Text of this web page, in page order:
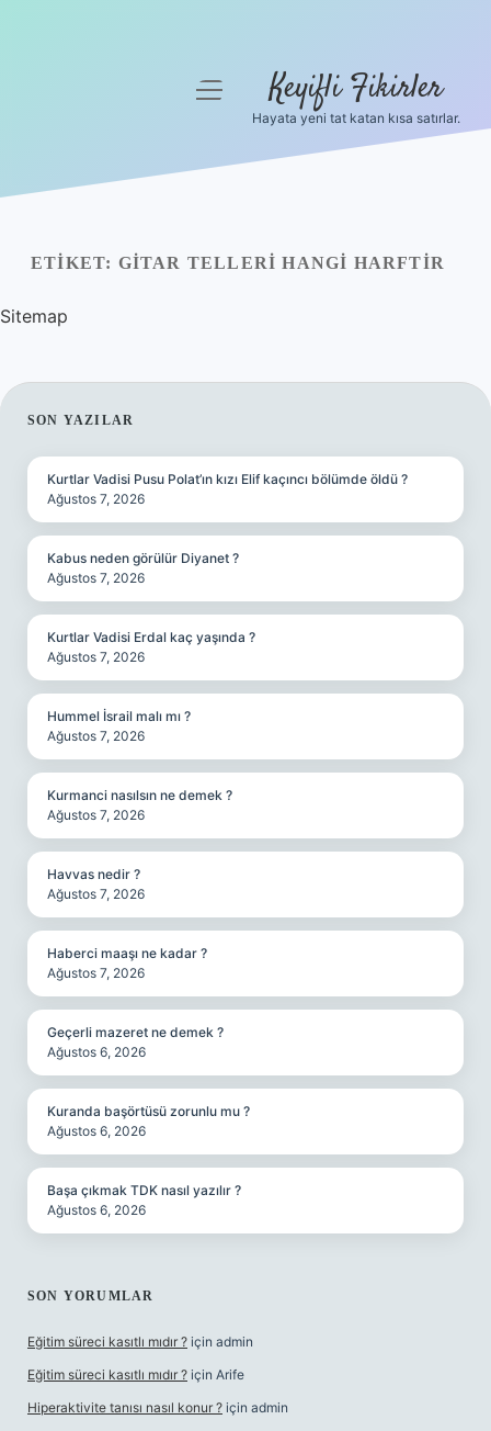
Yasal Uyarı
Hakkımızda
menüyü
Keyifli Fikirler
Hayata yeni tat katan kısa satırlar.
ETIKET: GITAR TELLERI HANGI HARFTIR
Sitemap
SIDEBAR
SON YAZILAR
Kurtlar Vadisi Pusu Polat’ın kızı Elif kaçıncı bölümde öldü ?
Ağustos 7, 2026
Kabus neden görülür Diyanet ?
Ağustos 7, 2026
Kurtlar Vadisi Erdal kaç yaşında ?
Ağustos 7, 2026
Hummel İsrail malı mı ?
Ağustos 7, 2026
Kurmanci nasılsın ne demek ?
Ağustos 7, 2026
Havvas nedir ?
Ağustos 7, 2026
Haberci maaşı ne kadar ?
Ağustos 7, 2026
Geçerli mazeret ne demek ?
Ağustos 6, 2026
Kuranda başörtüsü zorunlu mu ?
Ağustos 6, 2026
Başa çıkmak TDK nasıl yazılır ?
Ağustos 6, 2026
SON YORUMLAR
Eğitim süreci kasıtlı mıdır ? için admin
Eğitim süreci kasıtlı mıdır ? için Arife
Hiperaktivite tanısı nasıl konur ? için admin